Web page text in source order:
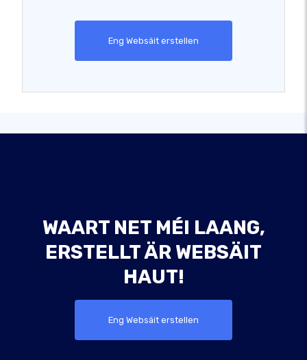
Eng Websäit erstellen
WAART NET MÉI LAANG,
ERSTELLT ÄR WEBSÄIT
HAUT!
Eng Websäit erstellen